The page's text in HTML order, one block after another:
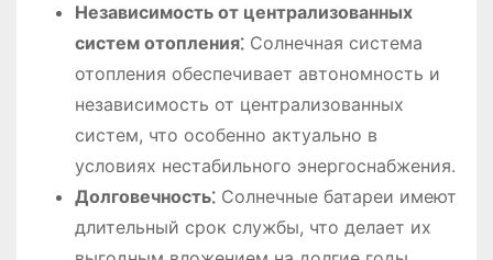
Независимость от централизованных
систем отопления⁚Солнечная система
отопления обеспечивает автономность и
независимость от централизованных
систем, что особенно актуально в
условиях нестабильного энергоснабжения.
Долговечность⁚Солнечные батареи имеют
длительный срок службы, что делает их